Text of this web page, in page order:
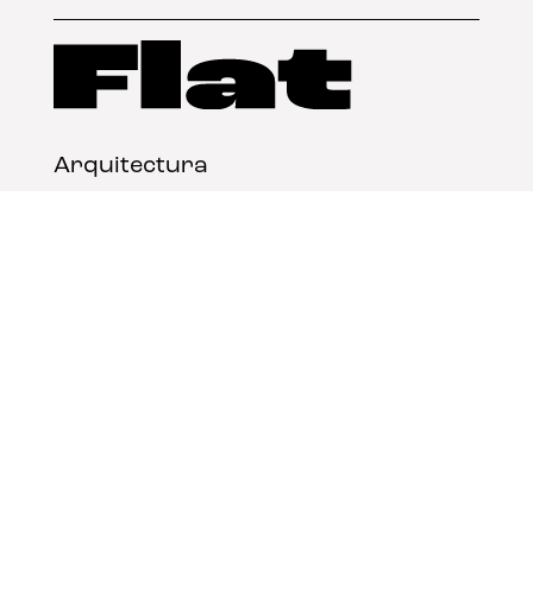
Arquitectura